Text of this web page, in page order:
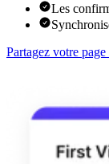
Les
Partagez votre